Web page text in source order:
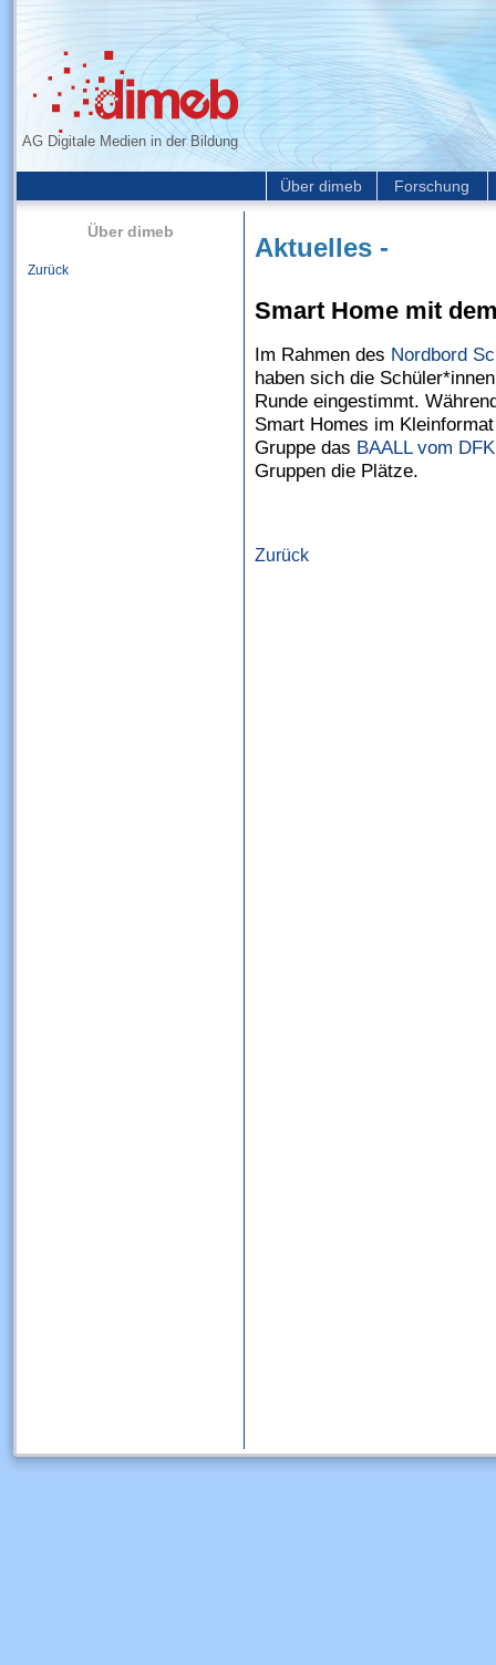
AG Digitale Medien in der Bildung
Über dimeb Forschung
Über dimeb
Zurück
Aktuelles -
Smart Home mit
Im Rahmen des Nordbord
haben sich die
Runde eingestimmt.
Smart Homes im
Gruppe das BAALL vom
Gruppen die Plätze.
Zurück